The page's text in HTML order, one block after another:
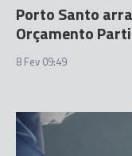
Porto Santo
Orçamento
8 Fev 09:49